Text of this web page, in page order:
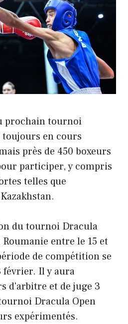
prochain tournoi
en cours
près de 450 boxeurs
participer, y compris
telles que
du tournoi Dracula
entre le 15 et
de compétition se
février. Il y aura
d'arbitre et de juge 3
Dracula Open
expérimentés.